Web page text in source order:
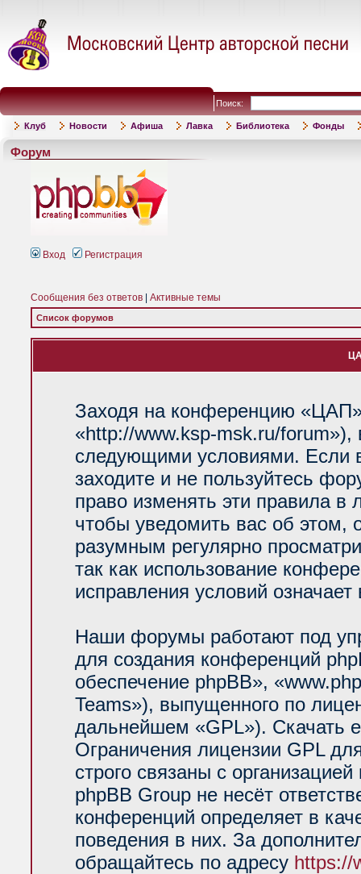
Поиск:
Клуб Новости Афиша Лавка Библиотека Фонды
Форум
Вход Регистрация
Сообщения без ответов Активные темы
Список форумов
Заходя на конференцию
«http://www.ksp-msk.ru/forum»),
следующими условиями. Если
заходите и не пользуйтесь
право изменять эти правила
чтобы уведомить вас об
разумным регулярно
так как использование
исправления условий
Наши форумы работают под
для создания конференций
обеспечение phpBB»,
Teams»), выпущенного по
дальнейшем «GPL»). Скачать
Ограничения лицензии GPL
строго связаны с
phpBB Group не несёт
конференций определяет в
поведения в них. За
обращайтесь по адресу https://